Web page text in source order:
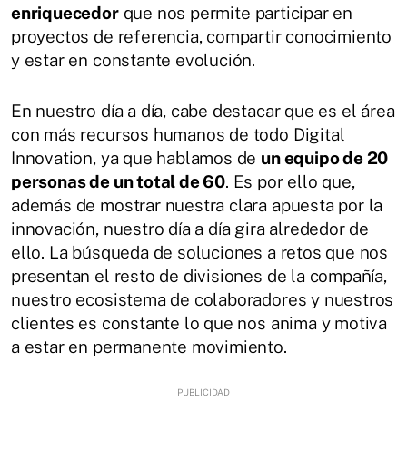
enriquecedorque nos permite participar en
proyectos de referencia, compartir conocimiento
y estar en constante evolución.
En nuestro día a día, cabe destacar que es el área
con más recursos humanos de todo Digital
Innovation, ya que hablamos de un equipo de 20
personas de un total de 60. Es por ello que,
además de mostrar nuestra clara apuesta por la
innovación, nuestro día a día gira alrededor de
ello. La búsqueda de soluciones a retos que nos
presentan el resto de divisiones de la compañía,
nuestro ecosistema de colaboradores y nuestros
clientes es constante lo que nos anima y motiva
a estar en permanente movimiento.